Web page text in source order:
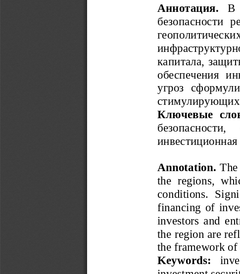
Аннотация. В
безопасности
капитала,
обеспечения
угроз
стимулирующих
Ключевые
безопасности,
инвестиционная
Annotation.
the   regions,
conditions.
financing of
investors and
the region are
the framework of
Keywords: